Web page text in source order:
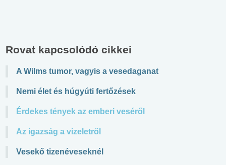
Rovat kapcsolódó cikkei
A Wilms tumor, vagyis a vesedaganat
Nemi élet és húgyúti fertőzések
Érdekes tények az emberi veséről
Az igazság a vizeletről
Vesekő tizenéveseknél